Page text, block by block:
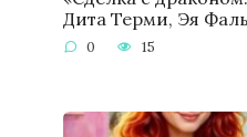
Дита Терми, Эя Фаль
0 15